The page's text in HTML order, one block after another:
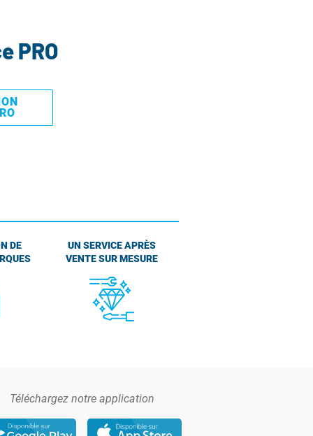
PRO
DE
UN SERVICE APRÈS
VENTE SUR MESURE
Téléchargez notre application